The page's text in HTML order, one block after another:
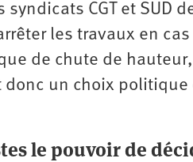
syndicats CGT et SUD
les travaux en
de chute de
donc un choix
le pouvoir de